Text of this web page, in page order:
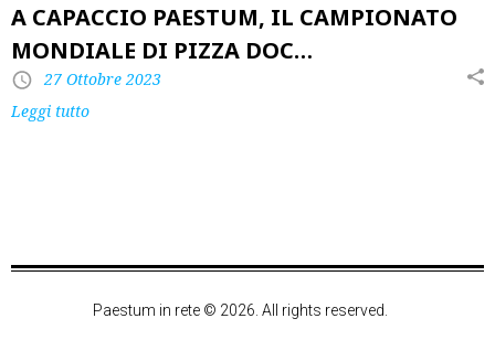
A CAPACCIO PAESTUM, IL CAMPIONATO
MONDIALE DI PIZZA DOC…
27 Ottobre 2023
Leggi tutto
Paestum in rete © 2026. All rights reserved.